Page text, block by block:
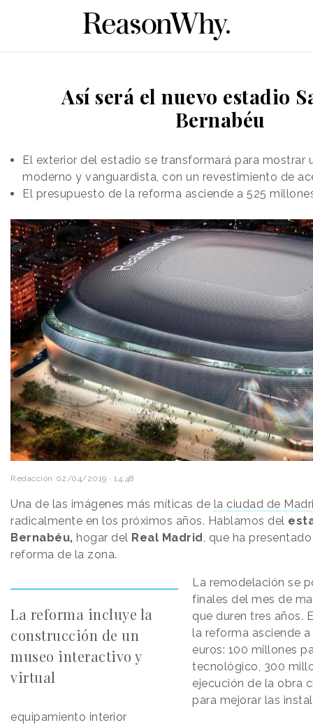
Así será el nuevo estadio
Bernabéu
El exterior del estadio se transformará para mostrar
moderno y vanguardista, con un revestimiento de
El presupuesto de la reforma asciende a 525
Redacción 02/04/2019 · 14:48
Una de las imágenes más míticas de la ciudad de
radicalmente en los próximos años. Hablamos del
Bernabéu, hogar del Real Madrid , que ha
reforma de la zona.
La reforma incluye la
construcción de un
museo interactivo y
virtual
La remodelación se
finales del mes de
que duren tres años.
la reforma asciende
euros: 100 millones
tecnológico, 300
ejecución de la obra
para mejorar las
equipamiento interior